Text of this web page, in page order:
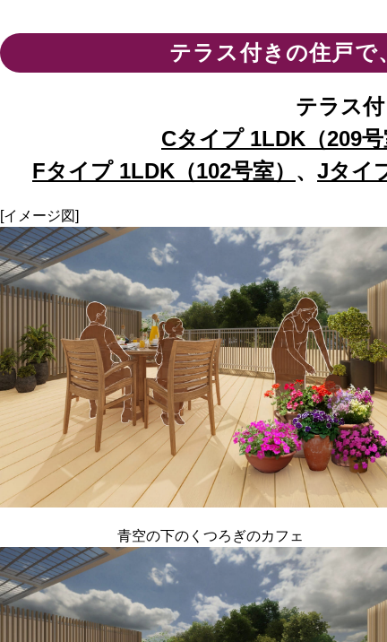
テラス付きの住戸で
テラス付
Cタイプ 1LDK（209号
Fタイプ 1LDK（102号室） 、 Jタイ
[イメージ図]
青空の下のくつろぎのカフェ